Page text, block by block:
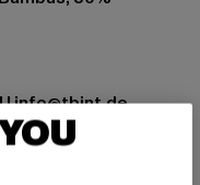
|info@tbint.de
Ober-Ramstadt |